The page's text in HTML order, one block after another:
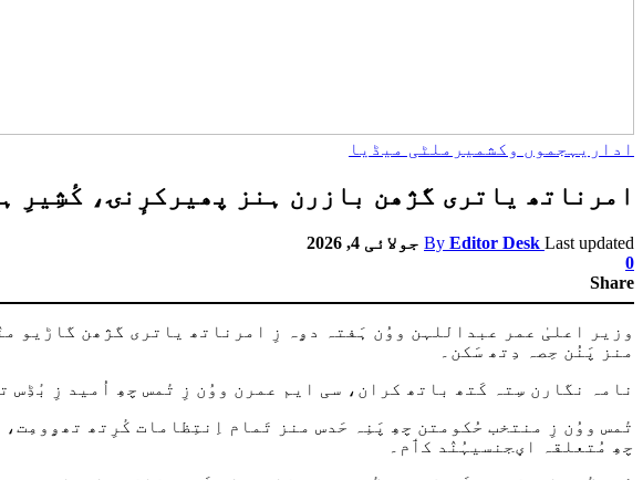
اداریہ جموں وکشمیر ملٹی میڈیا
امرناتھ یاتری گژھن بازرن ہنز پھیرکرٕنۍ، کٔشِیرِ
By Editor Desk Last updated
جولائی 4, 2026
0
Share
وزیر اعلیٰ عمر عبداللہن ووُن ہَفتہ دۄہ زِ امرناتھ یاتری گژھن گاڑیو
منز پَنُن حِصہ دِتھ سَکن۔
نامہ نگارن سِتہ کَتھ باتھ کران، سی ایم عمرن ووُن زِ تٔمس چھِ اُمید زِ بٔڈِس
تٔمس ووُن زِ منتخب حُکومتن چھِ پَنِہ حَدس منز تَمام اِنتِظامات کٔرِتھ
چھِ مُتعلقہ اؠجنسیہُنٛد کٲم۔